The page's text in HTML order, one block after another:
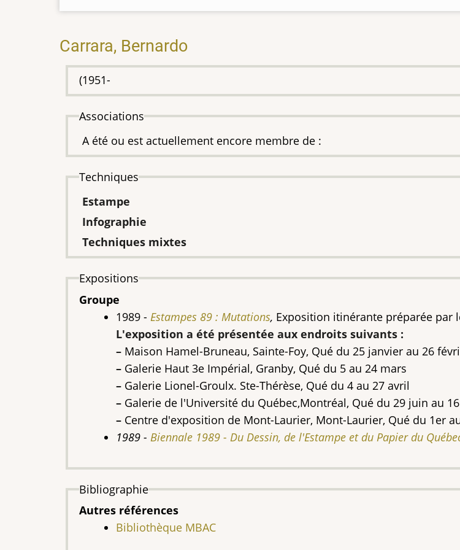
Carrara, Bernardo
(1951-
Associations
A été ou est actuellement encore membre de :
Techniques
Estampe
Infographie
Techniques mixtes
Expositions
Groupe
1989 - Estampes 89 : Mutations, Exposition itinérante préparée par
L'exposition a été présentée aux endroits suivants :
– Maison Hamel-Bruneau, Sainte-Foy, Qué du 25 janvier au 26
– Galerie Haut 3e Impérial, Granby, Qué du 5 au 24 mars
– Galerie Lionel-Groulx. Ste-Thérèse, Qué du 4 au 27 avril
– Galerie de l'Université du Québec,Montréal, Qué du 29 juin au
– Centre d'exposition de Mont-Laurier, Mont-Laurier, Qué du 1er
1989 - Biennale 1989 - Du Dessin, de l'Estampe et du Papier du
Bibliographie
Autres références
Bibliothèque MBAC